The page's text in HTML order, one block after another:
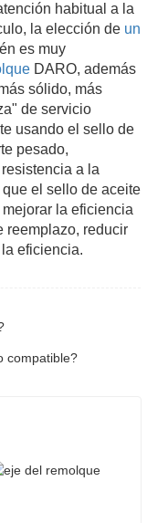
habitual a la
la elección de un
es muy
DARO, además
sólido, más
de servicio
usando el sello de
pesado,
a la
el sello de aceite
la eficiencia
reemplazo, reducir
eficiencia.
compatible?